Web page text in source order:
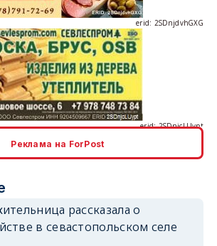
Реклама на ForPost
рассказала о
в севастопольском селе